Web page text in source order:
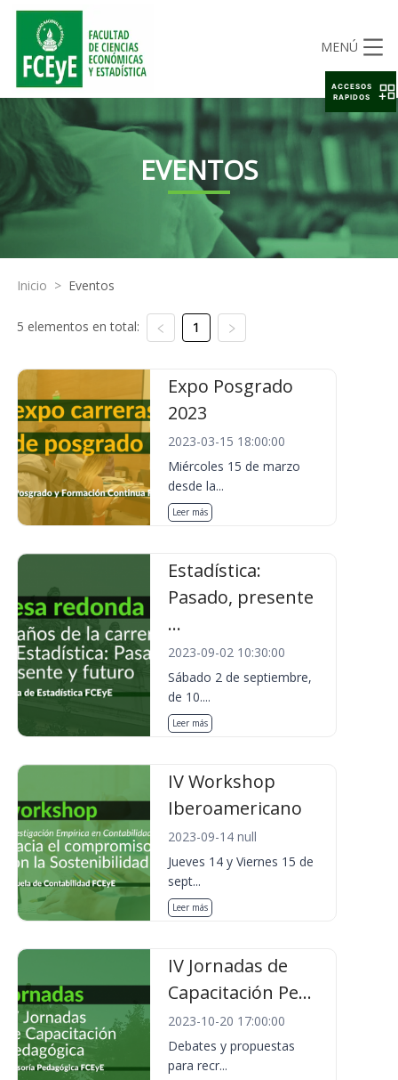
MENÚ
EVENTOS
Inicio > Eventos
5 elementos en total: 1
Expo Posgrado
2023
2023-03-15 18:00:00
Miércoles 15 de marzo
desde la...
Leer más
Estadística:
Pasado, presente
...
2023-09-02 10:30:00
Sábado 2 de septiembre,
de 10....
Leer más
IV Workshop
Iberoamericano
2023-09-14 null
Jueves 14 y Viernes 15 de
sept...
Leer más
IV Jornadas de
Capacitación Pe...
2023-10-20 17:00:00
Debates y propuestas
para recr...
ACCESOS
RAPIDOS